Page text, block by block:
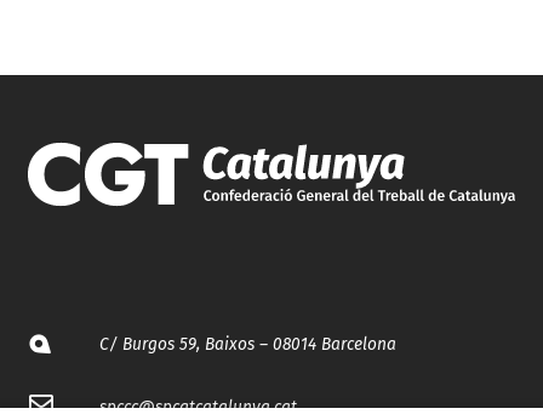
C/ Burgos 59, Baixos – 08014 Barcelona
spccc@spcgtcatalunya.cat